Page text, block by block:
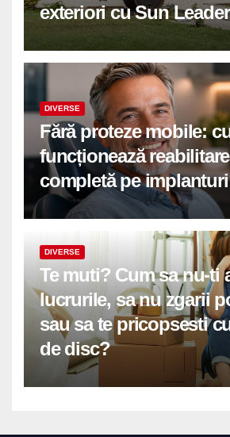
exteriori cu Sun Leader
DIVERSE
Fără proteze mobile:
funcționează
completă pe
DIVERSE
Te muti? Cum sa nu-ti
lucrurile, sa nu zgarii
sau sa te pricopsesti
de disc?